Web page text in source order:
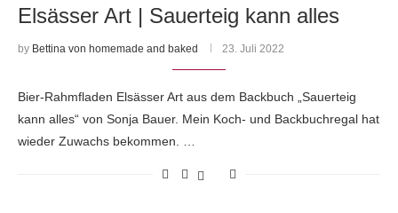
Elsässer Art | Sauerteig kann alles
by Bettina von homemade and baked 23. Juli 2022
Bier-Rahmfladen Elsässer Art aus dem Backbuch „Sauerteig
kann alles“ von Sonja Bauer. Mein Koch- und Backbuchregal hat
wieder Zuwachs bekommen. …